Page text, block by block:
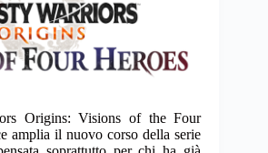
Origins: Visions of the Four
amplia il nuovo corso della serie